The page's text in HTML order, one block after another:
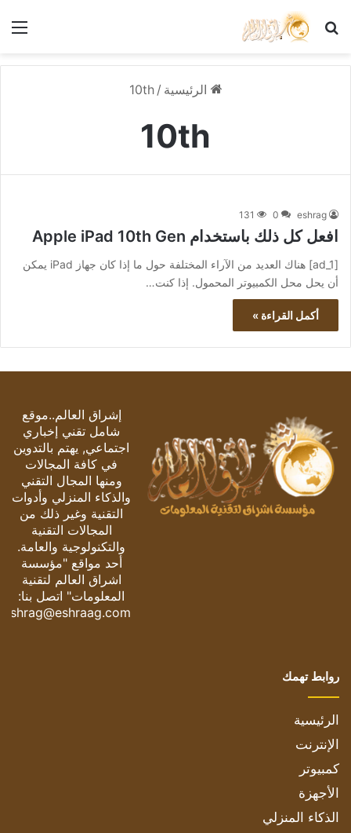
بحث عن
الرئيسية /
10th
10th
eshrag
0
131
افعل كل ذلك باستخدام Apple iPad 10th Gen
[ad_1] هناك العديد من الآراء المختلفة حول ما إذا كان جهاز iPad يمكن
أن يحل محل الكمبيوتر المحمول. إذا كنت…
أكمل القراءة »
إشراق العالم..موقع
شامل تقني إخباري
اجتماعي, يهتم بالتدوين
في كافة المجالات
ومنها المجال التقني
والذكاء المنزلي وأدوات
التقنية وغير ذلك من
المجالات التقنية
والتكنولوجية والعامة.
أحد مواقع "مؤسسة
اشراق العالم لتقنية
المعلومات" اتصل بنا:
eshrag@eshraag.com
روابط تهمك
الرئيسية
الإنترنت
كمبيوتر
الأجهزة
الذكاء المنزلي